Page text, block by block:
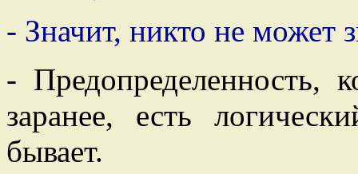
- Значит, никто не может
- Предопределенность,
заранее, есть
бывает.